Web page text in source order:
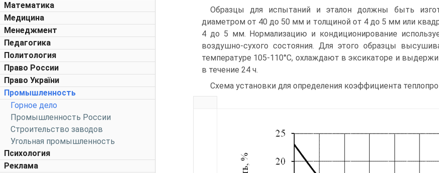
Математика
Медицина
Менеджмент
Педагогика
Политология
Право России
Право України
Промышленность
Горное дело
Промышленность России
Строительство заводов
Угольная промышленность
Психология
Реклама
Образцы для испытаний и эталон должны быть
диаметром от 40 до 50 мм и толщиной от 4 до 5 мм или
4 до 5 мм. Нормализацию и кондиционирование
воздушно-сухого состояния. Для этого образцы
температуре 105-110°С, охлаждают в эксикаторе и
в течение 24 ч.
Схема установки для определения коэффициента